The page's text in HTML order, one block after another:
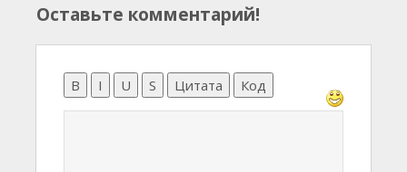
Оставьте комментарий!
B I U S Цитата Код